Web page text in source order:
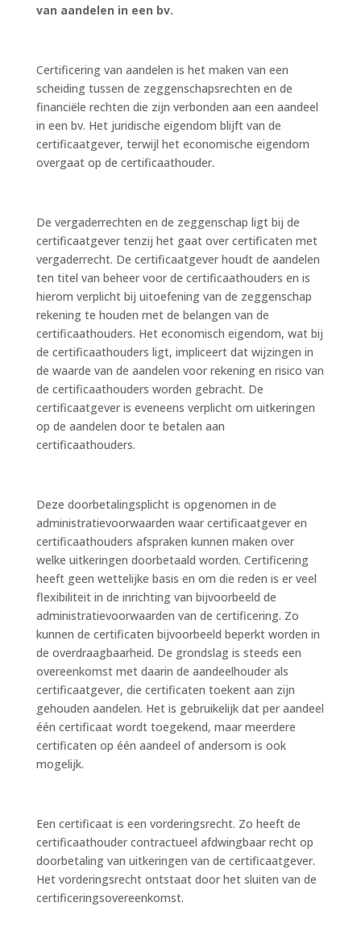
van aandelen in een bv.
Certificering van aandelen is het maken van een
scheiding tussen de zeggenschapsrechten en de
financiële rechten die zijn verbonden aan een aandeel
in een bv. Het juridische eigendom blijft van de
certificaatgever, terwijl het economische eigendom
overgaat op de certificaathouder.
De vergaderrechten en de zeggenschap ligt bij de
certificaatgever tenzij het gaat over certificaten met
vergaderrecht. De certificaatgever houdt de aandelen
ten titel van beheer voor de certificaathouders en is
hierom verplicht bij uitoefening van de zeggenschap
rekening te houden met de belangen van de
certificaathouders. Het economisch eigendom, wat bij
de certificaathouders ligt, impliceert dat wijzingen in
de waarde van de aandelen voor rekening en risico van
de certificaathouders worden gebracht. De
certificaatgever is eveneens verplicht om uitkeringen
op de aandelen door te betalen aan
certificaathouders.
Deze doorbetalingsplicht is opgenomen in de
administratievoorwaarden waar certificaatgever en
certificaathouders afspraken kunnen maken over
welke uitkeringen doorbetaald worden. Certificering
heeft geen wettelijke basis en om die reden is er veel
flexibiliteit in de inrichting van bijvoorbeeld de
administratievoorwaarden van de certificering. Zo
kunnen de certificaten bijvoorbeeld beperkt worden in
de overdraagbaarheid. De grondslag is steeds een
overeenkomst met daarin de aandeelhouder als
certificaatgever, die certificaten toekent aan zijn
gehouden aandelen. Het is gebruikelijk dat per aandeel
één certificaat wordt toegekend, maar meerdere
certificaten op één aandeel of andersom is ook
mogelijk.
Een certificaat is een vorderingsrecht. Zo heeft de
certificaathouder contractueel afdwingbaar recht op
doorbetaling van uitkeringen van de certificaatgever.
Het vorderingsrecht ontstaat door het sluiten van de
certificeringsovereenkomst.